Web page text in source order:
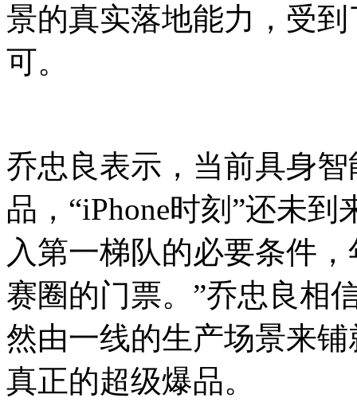
景的真实落地能力，受
可。
乔忠良表示，当前具身
品，“iPhone时刻”还未
入第一梯队的必要条件
赛圈的门票。”乔忠良相
然由一线的生产场景来
真正的超级爆品。